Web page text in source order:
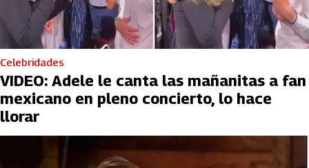
Celebridades
VIDEO: Adele le canta las mañanitas a fan
mexicano en pleno concierto, lo hace
llorar